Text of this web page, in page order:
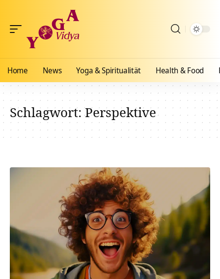
Home News Yoga & Spiritualität Health & Food
Schlagwort:Perspektive